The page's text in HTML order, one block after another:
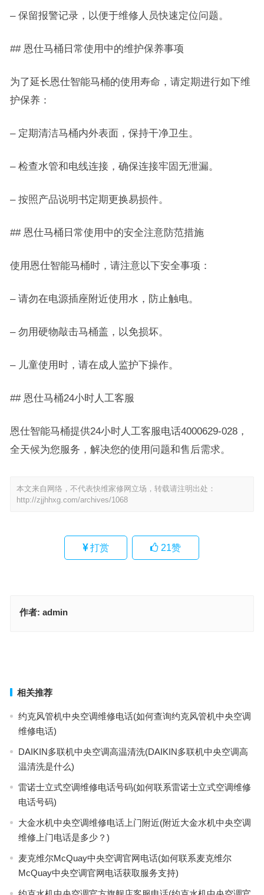
– 保留报警记录，以便于维修人员快速定位问题。
## 恩仕马桶日常使用中的维护保养事项
为了延长恩仕智能马桶的使用寿命，请定期进行如下维
护保养：
– 定期清洁马桶内外表面，保持干净卫生。
– 检查水管和电线连接，确保连接牢固无泄漏。
– 按照产品说明书定期更换易损件。
## 恩仕马桶日常使用中的安全注意防范措施
使用恩仕智能马桶时，请注意以下安全事项：
– 请勿在电源插座附近使用水，防止触电。
– 勿用硬物敲击马桶盖，以免损坏。
– 儿童使用时，请在成人监护下操作。
## 恩仕马桶24小时人工客服
恩仕智能马桶提供24小时人工客服电话4000629-028，
全天候为您服务，解决您的使用问题和售后需求。
本文来自网络，不代表快维家修网立场，转载请注明出处：
http://zjjhhxg.com/archives/1068
打赏 21赞
作者: admin
相关推荐
约克风管机中央空调维修电话(如何查询约克风管机中央空调
维修电话)
DAIKIN多联机中央空调高温清洗(DAIKIN多联机中央空调高
温清洗是什么)
雷诺士立式空调维修电话号码(如何联系雷诺士立式空调维修
电话号码)
大金水机中央空调维修电话上门附近(附近大金水机中央空调
维修上门电话是多少？)
麦克维尔McQuay中央空调官网电话(如何联系麦克维尔
McQuay中央空调官网电话获取服务支持)